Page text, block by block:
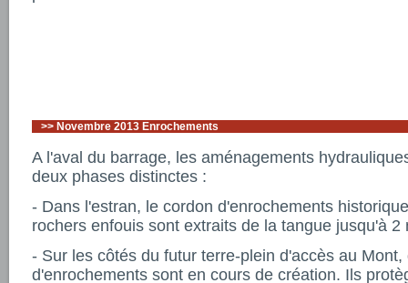
>> Novembre 2013 Enrochements
A l'aval du barrage, les aménagements
deux phases distinctes :
- Dans l'estran, le cordon d'enrochements
rochers enfouis sont extraits de la tangue jusqu'à 2
- Sur les côtés du futur terre-plein d'accès au Mont,
d'enrochements sont en cours de création. Ils